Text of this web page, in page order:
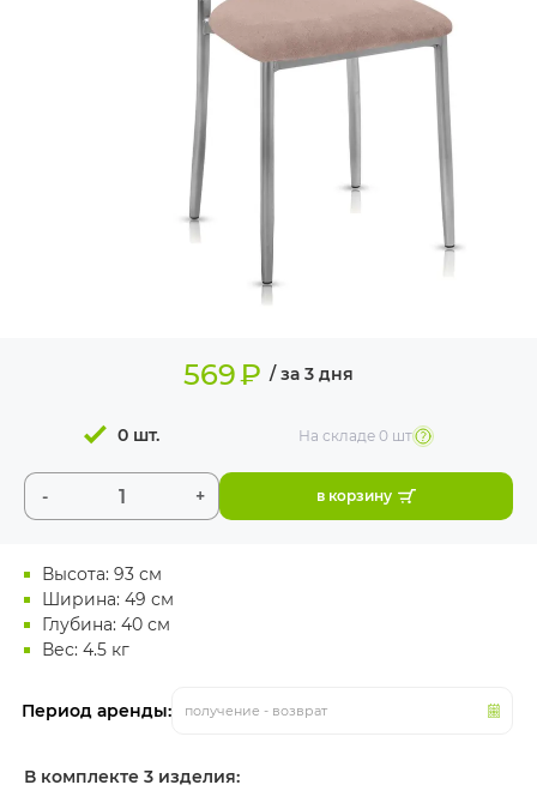
Высота: 93 см
Ширина: 49 см
Глубина: 40 см
Вес: 4.5 кг
Период аренды: получение - возврат
569₽ / за 3 дня
- +
0 шт. На складе0 шт
в корзину
В комплекте 3 изделия: